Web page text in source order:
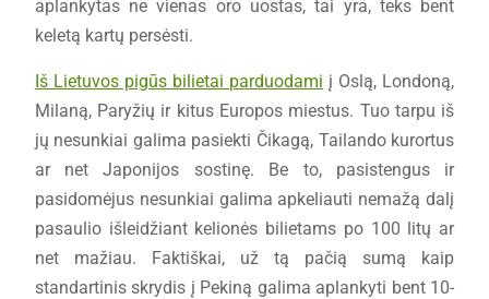
aplankytas ne vienas oro uostas, tai yra, teks bent
keletą kartų persėsti.
Iš Lietuvos pigūs bilietai parduodami į Oslą, Londoną,
Milaną, Paryžių ir kitus Europos miestus. Tuo tarpu iš
jų nesunkiai galima pasiekti Čikagą, Tailando kurortus
ar net Japonijos sostinę. Be to, pasistengus ir
pasidomėjus nesunkiai galima apkeliauti nemažą dalį
pasaulio išleidžiant kelionės bilietams po 100 litų ar
net mažiau. Faktiškai, už tą pačią sumą kaip
standartinis skrydis į Pekiną galima aplankyti bent 10-